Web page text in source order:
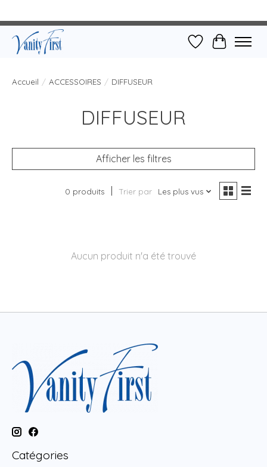
Liste dePanier
Accueil / ACCESSOIRES / DIFFUSEUR
DIFFUSEUR
Afficher les filtres
0 produits Trier par Les plus vus
Aucun produit n'a été trouvé
Catégories